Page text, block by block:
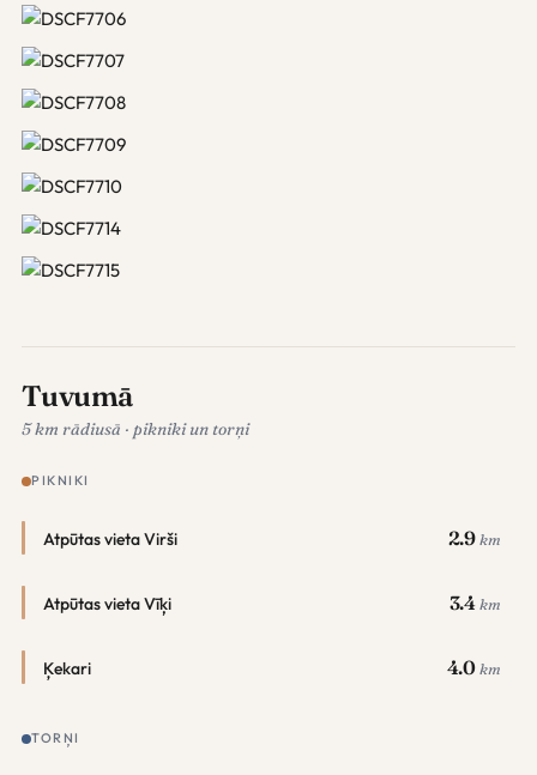
Tuvumā
5 km rādiusā · pikniki un torņi
PIKNIKI
Atpūtas vieta Virši 2.9 km
Atpūtas vieta Vīķi 3.4 km
Ķekari 4.0 km
TORŅI